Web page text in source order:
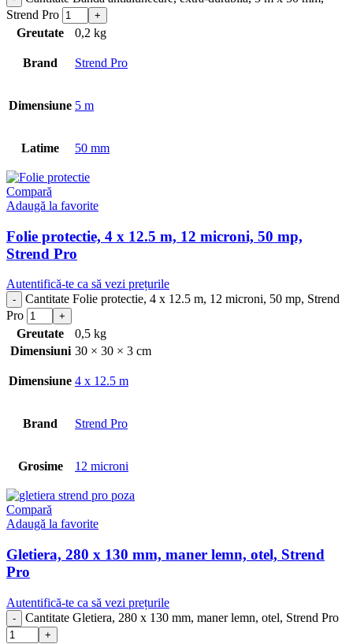
Strend Pro
Greutate
0,2 kg
Brand Strend Pro
Dimensiune 5 m
Latime 50 mm
Compară
Adaugă la favorite
Folie protectie, 4 x 12.5 m, 12 microni, 50 mp,
Strend Pro
Autentifică-te ca să vezi prețurile
Cantitate Folie protectie, 4 x 12.5 m, 12 microni, 50 mp, Strend
Pro
Greutate
0,5 kg
Dimensiuni 30 × 30 × 3 cm
Dimensiune 4 x 12.5 m
Brand Strend Pro
Grosime 12 microni
Compară
Adaugă la favorite
Gletiera, 280 x 130 mm, maner lemn, otel, Strend
Pro
Autentifică-te ca să vezi prețurile
Cantitate Gletiera, 280 x 130 mm, maner lemn, otel, Strend Pro